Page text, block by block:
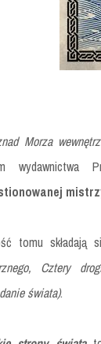
Morza
tomu składają
Cztery
świata).